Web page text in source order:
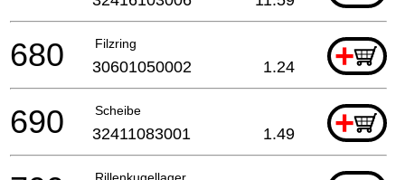
Filzring +
680 30601050002 1.24
Scheibe +
690 32411083001 1.49
Rillenkugellager